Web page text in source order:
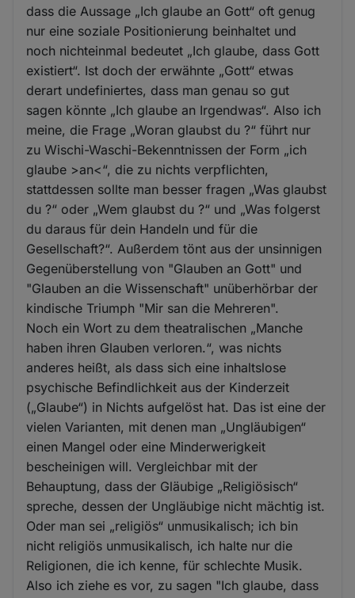
dass die Aussage „Ich glaube an Gott“ oft genug
nur eine soziale Positionierung beinhaltet und
noch nichteinmal bedeutet „Ich glaube, dass Gott
existiert“. Ist doch der erwähnte „Gott“ etwas
derart undefiniertes, dass man genau so gut
sagen könnte „Ich glaube an Irgendwas“. Also ich
meine, die Frage „Woran glaubst du ?“ führt nur
zu Wischi-Waschi-Bekenntnissen der Form „ich
glaube >an<“, die zu nichts verpflichten,
stattdessen sollte man besser fragen „Was glaubst
du ?“ oder „Wem glaubst du ?“ und „Was folgerst
du daraus für dein Handeln und für die
Gesellschaft?“. Außerdem tönt aus der unsinnigen
Gegenüberstellung von "Glauben an Gott" und
"Glauben an die Wissenschaft" unüberhörbar der
kindische Triumph "Mir san die Mehreren".
Noch ein Wort zu dem theatralischen „Manche
haben ihren Glauben verloren.“, was nichts
anderes heißt, als dass sich eine inhaltslose
psychische Befindlichkeit aus der Kinderzeit
(„Glaube“) in Nichts aufgelöst hat. Das ist eine der
vielen Varianten, mit denen man „Ungläubigen“
einen Mangel oder eine Minderwerigkeit
bescheinigen will. Vergleichbar mit der
Behauptung, dass der Gläubige „Religiösisch“
spreche, dessen der Ungläubige nicht mächtig ist.
Oder man sei „religiös“ unmusikalisch; ich bin
nicht religiös unmusikalisch, ich halte nur die
Religionen, die ich kenne, für schlechte Musik.
Also ich ziehe es vor, zu sagen "Ich glaube, dass